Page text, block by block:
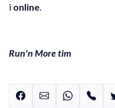
i online
Run'n More tim